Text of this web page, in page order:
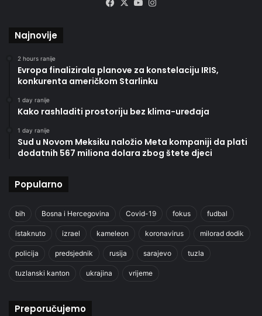
Facebook
X YouTube
Najnovije
2 hours ranije
Evropa finalizirala planove za konstelaciju IRIS,
konkurenta američkom Starlinku
1 day ranije
Kako rashladiti prostoriju bez klima-uređaja
1 day ranije
Sud u Novom Meksiku naložio Meta kompaniji da plati
dodatnih 567 miliona dolara zbog štete djeci
Popularno
bih Bosna i Hercegovina Covid-19 fokus fudbal
istaknuto izrael kameleon koronavirus milorad dodik
policija predsjednik rusija sarajevo tuzla
tuzlanski kanton ukrajina vrijeme
Preporučujemo